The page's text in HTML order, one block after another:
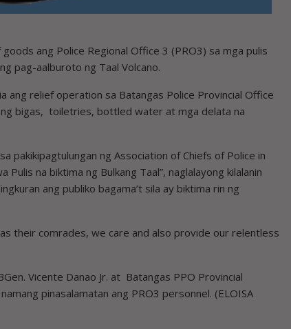
ang Police Regional Office 3 (PRO3) sa mga pulis
pag-aalburoto ng Taal Volcano.
ang relief operation sa Batangas Police Provincial Office
bigas, toiletries, bottled water at mga delata na
pakikipagtulungan ng Association of Chiefs of Police in
na biktima ng Bulkang Taal”, naglalayong kilalanin
ang publiko bagama’t sila ay biktima rin ng
their comrades, we care and also provide our relentless
Vicente Danao Jr. at Batangas PPO Provincial
pinasalamatan ang PRO3 personnel. (ELOISA